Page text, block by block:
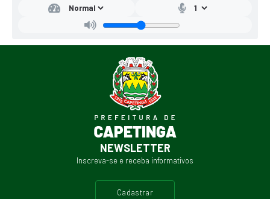
NEWSLETTER
Inscreva-se e receba informativos
cadastrar